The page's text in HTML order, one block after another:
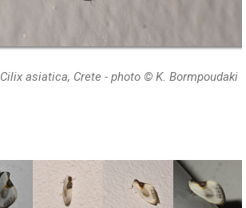
Cilix asiatica, Crete - photo © K. Bormpoudaki